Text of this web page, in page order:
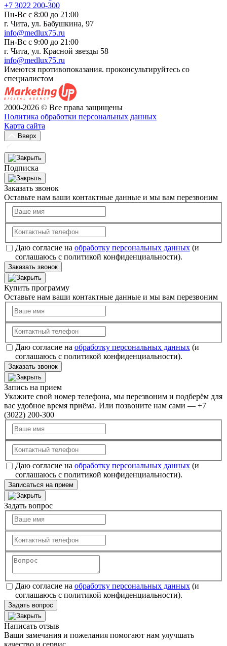
+7 3022 200-300
Пн-Вс с 8:00 до 21:00
г. Чита, ул. Бабушкина, 97
info@medlux75.ru
Пн-Вс с 9:00 до 21:00
г. Чита, ул. Красной звезды 58
info@medlux75.ru
Имеются противопоказания. проконсультируйтесь со
специалистом
2000-2026 © Все права защищены
Политика обработки персональных данных
Карта сайта
Вверх
Подписка
Заказать звонок
Оставьте нам ваши контактные данные и мы вам перезвоним
Даю согласие на обработку персональных данных(и
соглашаюсь с политикой конфиденциальности).
Заказать звонок
Купить программу
Оставьте нам ваши контактные данные и мы вам перезвоним
Даю согласие на обработку персональных данных(и
соглашаюсь с политикой конфиденциальности).
Заказать звонок
Запись на прием
Укажите свой номер телефона, мы перезвоним и подберём для
вас удобное время приёма. Или позвоните нам сами — +7
(3022) 200-300
Даю согласие на обработку персональных данных(и
соглашаюсь с политикой конфиденциальности).
Записаться на прием
Задать вопрос
Даю согласие на обработку персональных данных(и
соглашаюсь с политикой конфиденциальности).
Задать вопрос
Написать отзыв
Ваши замечания и пожелания помогают нам улучшать